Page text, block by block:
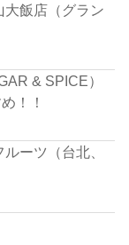
大飯店（グラン
& SPICE）
！！
ーツ（台北、